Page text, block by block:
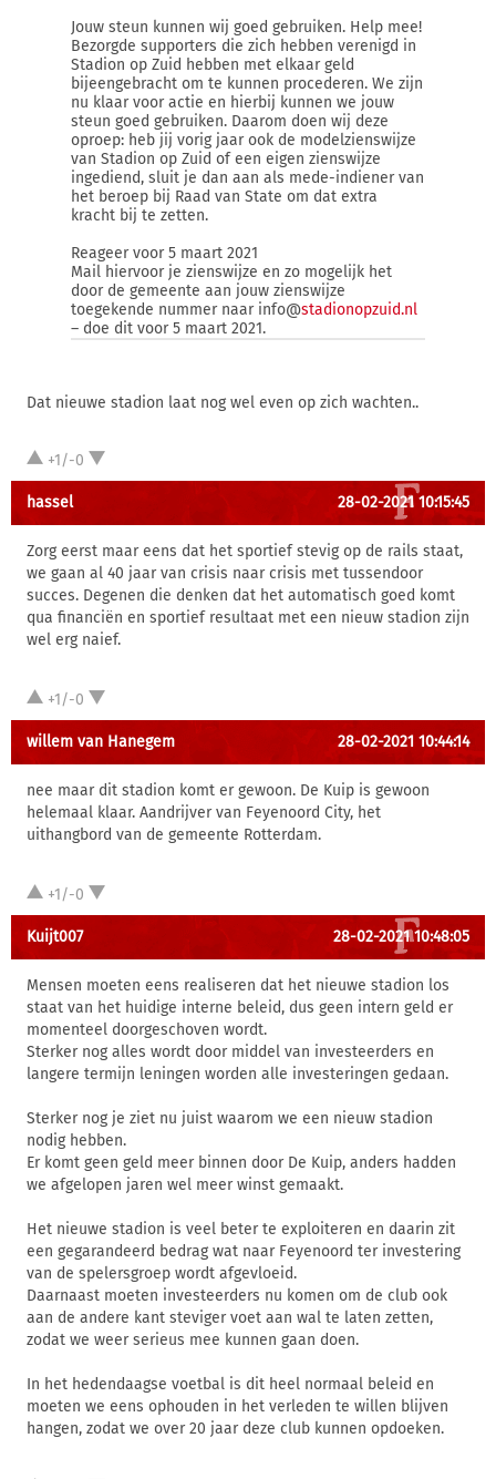
Jouw steun kunnen wij goed gebruiken. Help mee!
Bezorgde supporters die zich hebben verenigd in
Stadion op Zuid hebben met elkaar geld
bijeengebracht om te kunnen procederen. We zijn
nu klaar voor actie en hierbij kunnen we jouw
steun goed gebruiken. Daarom doen wij deze
oproep: heb jij vorig jaar ook de modelzienswijze
van Stadion op Zuid of een eigen zienswijze
ingediend, sluit je dan aan als mede-indiener van
het beroep bij Raad van State om dat extra
kracht bij te zetten.
Reageer voor 5 maart 2021
Mail hiervoor je zienswijze en zo mogelijk het
door de gemeente aan jouw zienswijze
toegekende nummer naar info@stadionopzuid.nl
– doe dit voor 5 maart 2021.
Dat nieuwe stadion laat nog wel even op zich wachten..
+1/-0
hassel 28-02-2021 10:15:45
Zorg eerst maar eens dat het sportief stevig op de rails staat,
we gaan al 40 jaar van crisis naar crisis met tussendoor
succes. Degenen die denken dat het automatisch goed komt
qua financiën en sportief resultaat met een nieuw stadion zijn
wel erg naief.
+1/-0
willem van Hanegem 28-02-2021 10:44:14
nee maar dit stadion komt er gewoon. De Kuip is gewoon
helemaal klaar. Aandrijver van Feyenoord City, het
uithangbord van de gemeente Rotterdam.
+1/-0
Kuijt007 28-02-2021 10:48:05
Mensen moeten eens realiseren dat het nieuwe stadion los
staat van het huidige interne beleid, dus geen intern geld er
momenteel doorgeschoven wordt.
Sterker nog alles wordt door middel van investeerders en
langere termijn leningen worden alle investeringen gedaan.
Sterker nog je ziet nu juist waarom we een nieuw stadion
nodig hebben.
Er komt geen geld meer binnen door De Kuip, anders hadden
we afgelopen jaren wel meer winst gemaakt.
Het nieuwe stadion is veel beter te exploiteren en daarin zit
een gegarandeerd bedrag wat naar Feyenoord ter investering
van de spelersgroep wordt afgevloeid.
Daarnaast moeten investeerders nu komen om de club ook
aan de andere kant steviger voet aan wal te laten zetten,
zodat we weer serieus mee kunnen gaan doen.
In het hedendaagse voetbal is dit heel normaal beleid en
moeten we eens ophouden in het verleden te willen blijven
hangen, zodat we over 20 jaar deze club kunnen opdoeken.